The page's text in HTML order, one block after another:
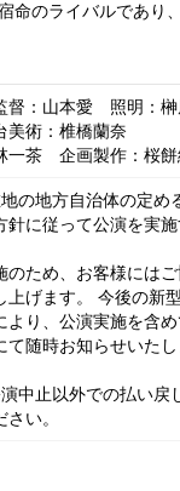
命のライバルであり
督：山本愛 照明：
美術：椎橋蘭奈
一茶 企画製作：桜餅
の地方自治体の定め
針に従って公演を実
のため、お客様にはご
上げます。 今後の新
より、公演実施を含
随時お知らせいたし
中止以外での払い戻
い。